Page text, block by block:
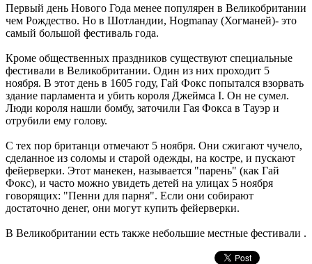
Первый день Нового Года менее популярен в Великобритании
чем Рождество. Но в Шотландии, Hogmanay (Хогманей)- это
самый большой фестиваль года.
Кроме общественных праздников существуют специальные
фестивали в Великобритании. Один из них проходит 5
ноября. В этот день в 1605 году, Гай Фокс попытался взорвать
здание парламента и убить короля Джеймса I. Он не сумел.
Люди короля нашли бомбу, заточили Гая Фокса в Тауэр и
отрубили ему голову.
С тех пор британци отмечают 5 ноября. Они сжигают чучело,
сделанное из соломы и старой одежды, на костре, и пускают
фейерверки. Этот манекен, называется "парень" (как Гай
Фокс), и часто можно увидеть детей на улицах 5 ноября
говорящих: "Пенни для парня". Если они собирают
достаточно денег, они могут купить фейерверки.
В Великобритании есть также небольшие местные фестивали .